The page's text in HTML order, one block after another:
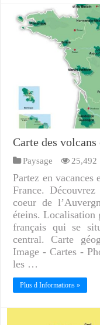
Carte des volcans
Paysage 25,492
Partez en vacances
France.
coeur de
éteins. Localisation
français qui se
central. Carte
Image - Cartes -
les …
Plus d Informations »